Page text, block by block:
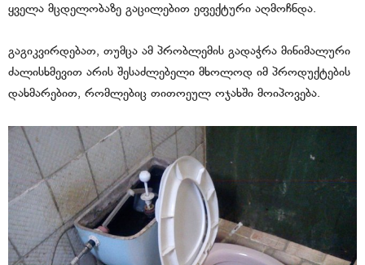
ყველა მცდელობაზე გაცილებით ეფექტური აღმოჩნდა.
გაგიკვირდებათ, თუმცა ამ პრობლემის გადაჭრა მინიმალური
ძალისხმევით არის შესაძლებელი მხოლოდ იმ პროდუქტების
დახმარებით, რომლებიც თითოეულ ოჯახში მოიპოვება.